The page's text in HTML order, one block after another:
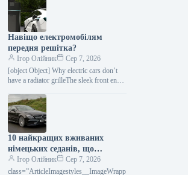
американському Конгресі. На
розробку
Навіщо електромобілям
передня решітка?
Ігор Олійник
Сер 7, 2026
[object Object] Why electric cars don’t
have a radiator grilleThe sleek front end
features…
10 найкращих вживаних
німецьких седанів, що
пропонують комфорт,
потужність та вигідну
Ігор Олійник
Сер 7, 2026
class=”ArticleImagestyles__ImageWrapp